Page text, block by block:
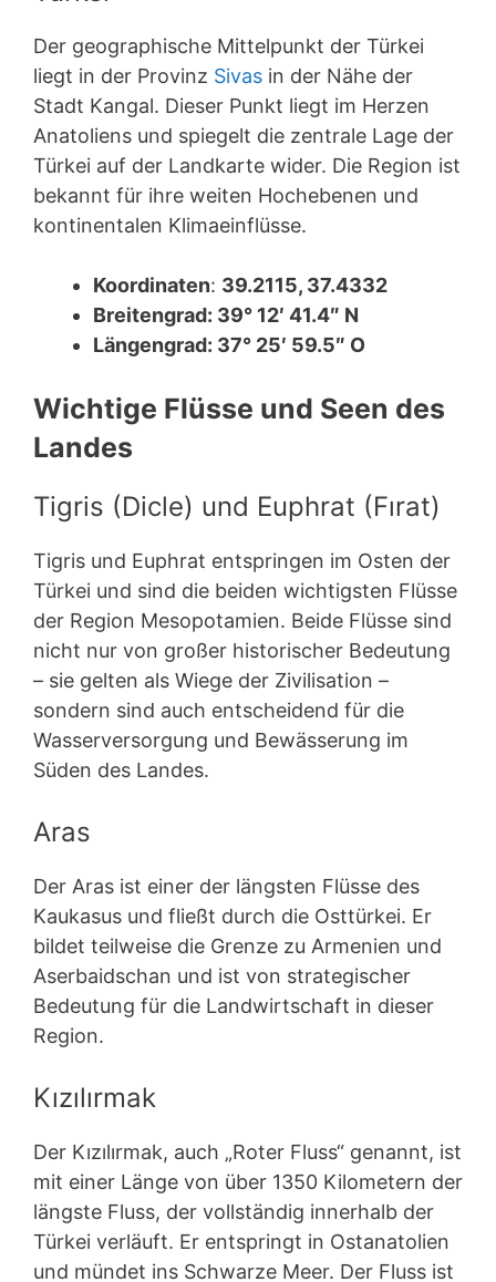
Der geographische Mittelpunkt der Türkei
liegt in der Provinz Sivas in der Nähe der
Stadt Kangal. Dieser Punkt liegt im Herzen
Anatoliens und spiegelt die zentrale Lage der
Türkei auf der Landkarte wider. Die Region ist
bekannt für ihre weiten Hochebenen und
kontinentalen Klimaeinflüsse.
Koordinaten: 39.2115, 37.4332
Breitengrad: 39° 12′ 41.4″ N
Längengrad: 37° 25′ 59.5″ O
Wichtige Flüsse und Seen des
Landes
Tigris (Dicle) und Euphrat (Fırat)
Tigris und Euphrat entspringen im Osten der
Türkei und sind die beiden wichtigsten Flüsse
der Region Mesopotamien. Beide Flüsse sind
nicht nur von großer historischer Bedeutung
– sie gelten als Wiege der Zivilisation –
sondern sind auch entscheidend für die
Wasserversorgung und Bewässerung im
Süden des Landes.
Aras
Der Aras ist einer der längsten Flüsse des
Kaukasus und fließt durch die Osttürkei. Er
bildet teilweise die Grenze zu Armenien und
Aserbaidschan und ist von strategischer
Bedeutung für die Landwirtschaft in dieser
Region.
Kızılırmak
Der Kızılırmak, auch „Roter Fluss“ genannt, ist
mit einer Länge von über 1350 Kilometern der
längste Fluss, der vollständig innerhalb der
Türkei verläuft. Er entspringt in Ostanatolien
und mündet ins Schwarze Meer. Der Fluss ist